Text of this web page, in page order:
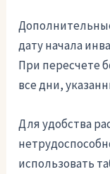
дату начала
При пересчете
все дни,
Для удобства
использовать